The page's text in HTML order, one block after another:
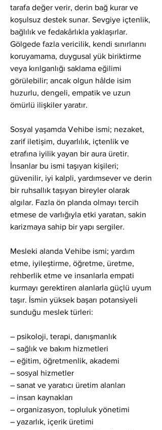
tarafa değer verir, derin bağ kurar ve
koşulsuz destek sunar. Sevgiye içtenlik,
bağlılık ve fedakârlıkla yaklaşırlar.
Gölgede fazla vericilik, kendi sınırlarını
koruyamama, duygusal yük biriktirme
veya kırılganlığı saklama eğilimi
görülebilir; ancak olgun hâlde isim
huzurlu, dengeli, empatik ve uzun
ömürlü ilişkiler yaratır.
Sosyal yaşamda Vehibe ismi; nezaket,
zarif iletişim, duyarlılık, içtenlik ve
etrafına iyilik yayan bir aura üretir.
İnsanlar bu ismi taşıyan kişileri;
güvenilir, iyi kalpli, yardımsever ve derin
bir ruhsallık taşıyan bireyler olarak
algılar. Fazla ön planda olmayı tercih
etmese de varlığıyla etki yaratan, sakin
karizmaya sahip bir yapı sergiler.
Mesleki alanda Vehibe ismi; yardım
etme, iyileştirme, öğretme, üretme,
rehberlik etme ve insanlarla empati
kurmayı gerektiren alanlarla güçlü uyum
taşır. İsmin yüksek başarı potansiyeli
sunduğu meslek türleri:
– psikoloji, terapi, danışmanlık
– sağlık ve bakım hizmetleri
– eğitim, öğretmenlik, akademi
– sosyal hizmetler
– sanat ve yaratıcı üretim alanları
– insan kaynakları
– organizasyon, topluluk yönetimi
– yazarlık, içerik üretimi